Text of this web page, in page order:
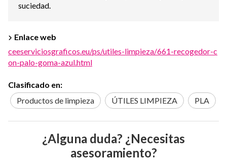
suciedad.
Enlace web
ceeserviciosgraficos.eu/ps/utiles-limpieza/661-recogedor-c
on-palo-goma-azul.html
Clasificado en:
Productos de limpieza
ÚTILES LIMPIEZA PLA
¿Alguna duda? ¿Necesitas
asesoramiento?